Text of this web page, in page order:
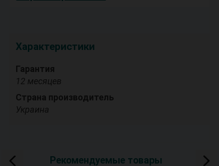
Характеристики
Гарантия
12 месяцев
Страна производитель
Украина
Рекомендуемые товары